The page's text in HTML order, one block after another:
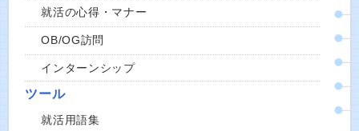
就活の心得・マナー
OB/OG訪問
インターンシップ
ツール
就活用語集